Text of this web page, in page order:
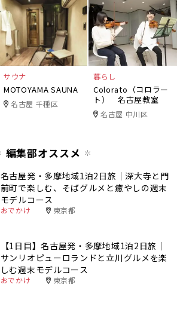
サウナ
MOTOYAMA SAUNA
名古屋 千種区
暮らし
Colorato（コロラー
ト） 名古屋教室
名古屋 中川区
編集部オススメ
名古屋発・多摩地域1泊2日旅｜深大寺と門
前町で楽しむ、そばグルメと癒やしの週末
モデルコース
おでかけ 東京都
【1日目】名古屋発・多摩地域1泊2日旅｜
サンリオピューロランドと立川グルメを楽
しむ週末モデルコース
おでかけ 東京都